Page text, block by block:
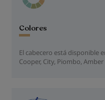
Colores
El cabecero está disponible
Cooper, City, Piombo, Amber